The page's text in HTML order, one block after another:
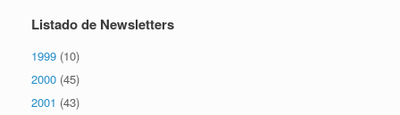
Listado de Newsletters
1999 (10)
2000 (45)
2001 (43)